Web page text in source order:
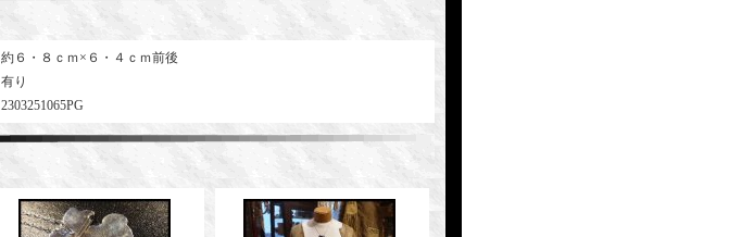
約６・８ｃｍ×６・４ｃｍ前後
有り
2303251065PG